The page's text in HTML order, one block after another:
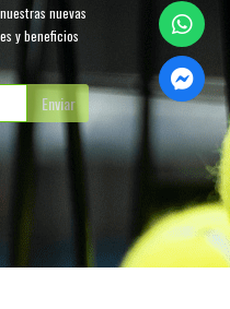
nuevas
y beneficios
Enviar